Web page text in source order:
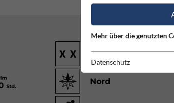
Mittel
Std.
Nord
Mehr über die genutzten
Datenschutz